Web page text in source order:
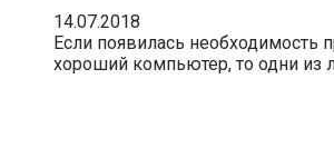
14.07.2018
Если появилась необходимость
хороший компьютер, то одни из